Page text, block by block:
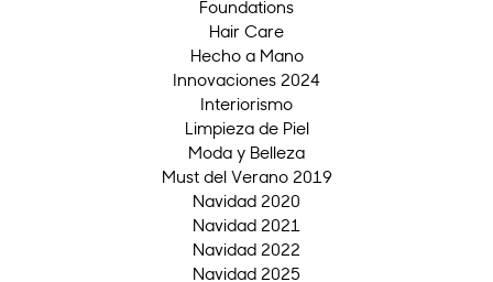
Foundations
Hair Care
Hecho a Mano
Innovaciones 2024
Interiorismo
Limpieza de Piel
Moda y Belleza
Must del Verano 2019
Navidad 2020
Navidad 2021
Navidad 2022
Navidad 2025